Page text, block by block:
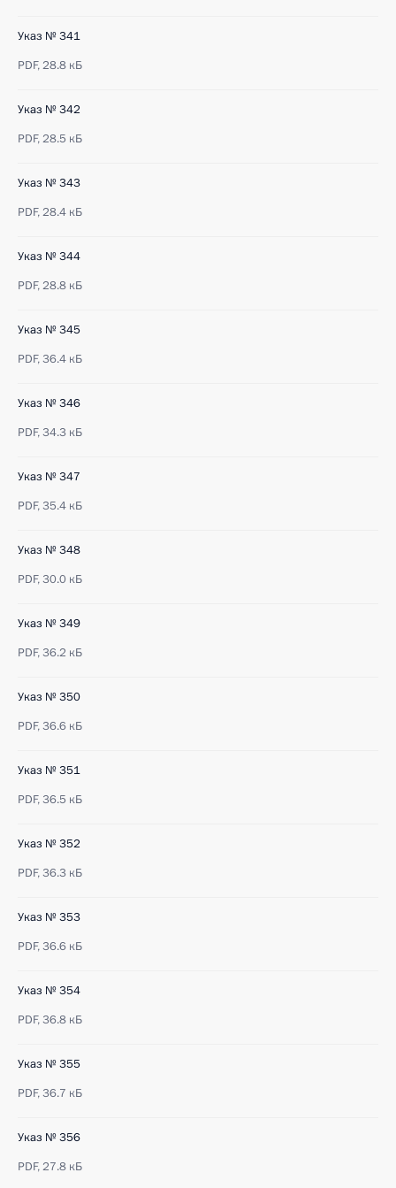
Указ № 341
PDF,28.8 кБ
Указ № 342
PDF,28.5 кБ
Указ № 343
PDF,28.4 кБ
Указ № 344
PDF,28.8 кБ
Указ № 345
PDF,36.4 кБ
Указ № 346
PDF,34.3 кБ
Указ № 347
PDF,35.4 кБ
Указ № 348
PDF,30.0 кБ
Указ № 349
PDF,36.2 кБ
Указ № 350
PDF,36.6 кБ
Указ № 351
PDF,36.5 кБ
Указ № 352
PDF,36.3 кБ
Указ № 353
PDF,36.6 кБ
Указ № 354
PDF,36.8 кБ
Указ № 355
PDF,36.7 кБ
Указ № 356
PDF,27.8 кБ